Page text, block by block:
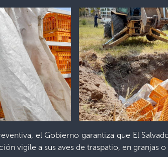
el Gobierno garantiza que El
vigile a sus aves de traspatio, en granjas